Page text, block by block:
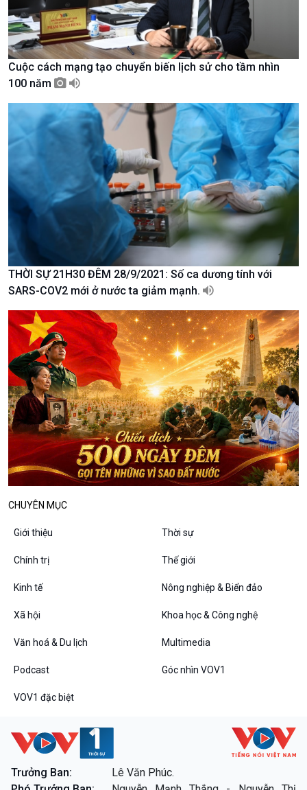
Đảng trong cuộc sống
Nhận diện sự thật
Pháp luật và đời sống
Biên cương - Một dải vững
bền
Kinh tế
Tin Kinh tế
Trước giờ mở cửa
Dòng chảy Kinh tế
Sức sống hàng Việt
Khởi nghiệp
Tuyên chiến với gian lận
thương mại
Nông nghiệp & Biển đảo
Tin Nông nghiệp & Biển
đảo
Mùa vàng
Biển đảo Việt Nam
Tâm tình biên giới và hải
đảo
Tìm hiểu biển, đảo Việt
Nam
Tin Đời sống & Xã hội
360 độ Sức khỏe
Chuyển đổi Xanh
Tài nguyên và Môi trường
Chuyên gia của bạn
Xã hội chuyển động
Bước chân đến trường
Khoa học & Công nghệ
Tin Khoa học & Công nghệ
Kết nối công nghệ
Sống chung với biến đổi
khí hậu
Văn hoá & Du lịch
Tin Văn hoá & Du lịch
Câu chuyện Thể thao
Multimedia
Infographic
Podcast
Góc nhìn VOV1
10 phút Sự kiện - Luận bàn
Câu chuyện thời sự
Cuộc cách mạng tạo chuyển biến lịch sử cho tầm nhìn
100 năm
THỜI SỰ 21H30 ĐÊM 28/9/2021: Số ca dương tính với
SARS-COV2 mới ở nước ta giảm mạnh.
CHUYÊN MỤC
Giới thiệu Thời sự
Chính trị Thế giới
Kinh tế Nông nghiệp & Biển đảo
Xã hội Khoa học & Công nghệ
Văn hoá & Du lịch Multimedia
Podcast Góc nhìn VOV1
VOV1 đặc biệt
Trưởng Ban:
Lê Văn Phúc.